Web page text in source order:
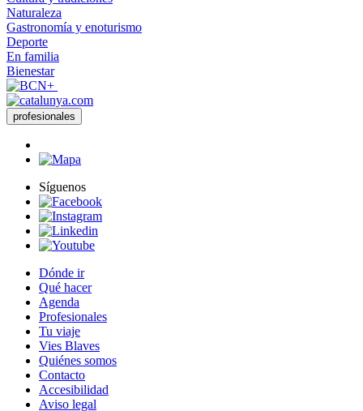
Naturaleza
Gastronomía y enoturismo
Deporte
En familia
Bienestar
profesionales
Síguenos
Dónde ir
Qué hacer
Agenda
Profesionales
Tu viaje
Vies Blaves
Quiénes somos
Contacto
Accesibilidad
Aviso legal